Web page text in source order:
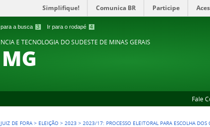
para a busca 3 Ir para o rodapé 4
Simplifique! Comunica BR Participe
E TECNOLOGIA DO SUDESTE DE MINAS GERAIS
Fale
JUIZ DE FORA > ELEIÇÃO >2023 >2023/17: PROCESSO ELEITORAL PARA ESCOLHA DOS